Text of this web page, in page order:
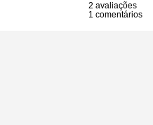
2 avaliações
1 comentários